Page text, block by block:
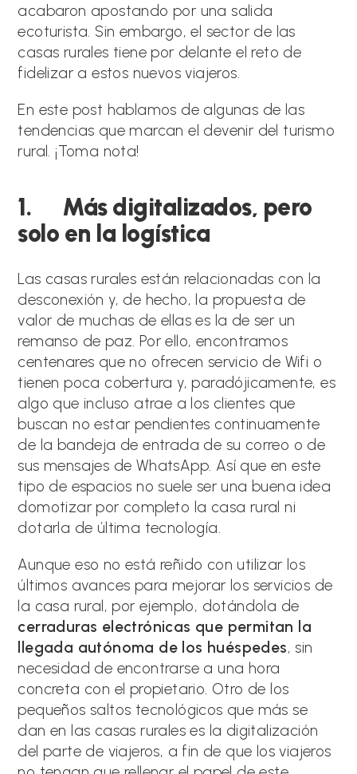
acabaron apostando por una salida
ecoturista. Sin embargo, el sector de las
casas rurales tiene por delante el reto de
fidelizar a estos nuevos viajeros.
En este post hablamos de algunas de las
tendencias que marcan el devenir del turismo
rural. ¡Toma nota!
1. Más digitalizados, pero
solo en la logística
Las casas rurales están relacionadas con la
desconexión y, de hecho, la propuesta de
valor de muchas de ellas es la de ser un
remanso de paz. Por ello, encontramos
centenares que no ofrecen servicio de Wifi o
tienen poca cobertura y, paradójicamente, es
algo que incluso atrae a los clientes que
buscan no estar pendientes continuamente
de la bandeja de entrada de su correo o de
sus mensajes de WhatsApp. Así que en este
tipo de espacios no suele ser una buena idea
domotizar por completo la casa rural ni
dotarla de última tecnología.
Aunque eso no está reñido con utilizar los
últimos avances para mejorar los servicios de
la casa rural, por ejemplo, dotándola de
cerraduras electrónicas que permitan la
llegada autónoma de los huéspedes, sin
necesidad de encontrarse a una hora
concreta con el propietario. Otro de los
pequeños saltos tecnológicos que más se
dan en las casas rurales es la digitalización
del parte de viajeros, a fin de que los viajeros